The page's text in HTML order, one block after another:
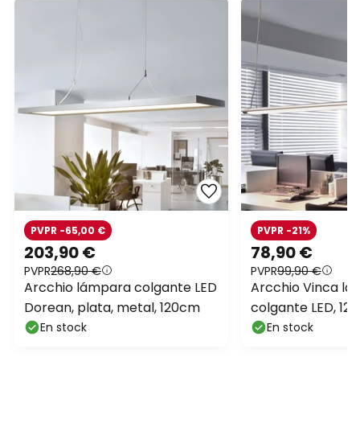
203,90 €
PVPR268,90 €
PVPR -65,00 €
Arcchio lámpara colgante LED
Dorean, plata, metal, 120cm
En stock
78,90 €
PVPR99,90 €
PVPR -21%
Arcchio Vinca
colgante LED,
4.000 K
En stock